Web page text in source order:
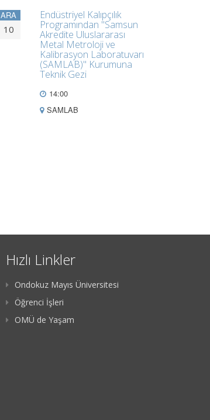
ARA
10
Endüstriyel Kalıpçılık
Programından "Samsun
Akredite Uluslararası
Metal Metroloji ve
Kalibrasyon Laboratuvarı
(SAMLAB)" Kurumuna
Teknik Gezi
14:00
SAMLAB
Hızlı Linkler
Ondokuz Mayıs Üniversitesi
Öğrenci İşleri
OMÜ de Yaşam